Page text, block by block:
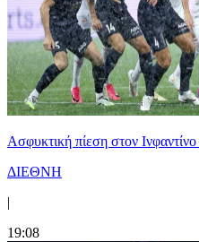
Ασφυκτική πίεση στον Ινφαντίνο
ΔΙΕΘΝΗ
|
19:08